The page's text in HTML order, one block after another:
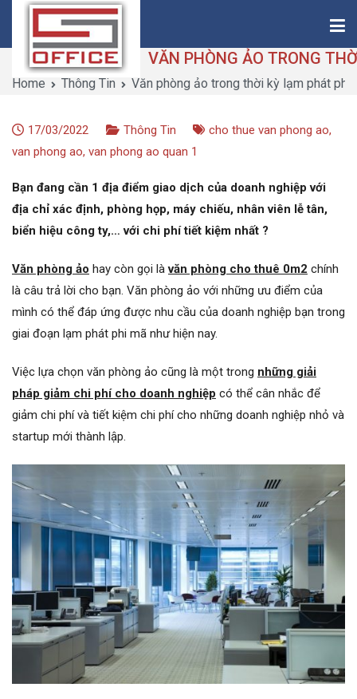
content
Saigon-Office
Saving Is Solution
Home Thông Tin Văn phòng ảo trong thời kỳ lạm phát phi
17/03/2022 Thông Tin cho thue van phong ao,
van phong ao, van phong ao quan 1
Bạn đang cần 1 địa điểm giao dịch của doanh nghiệp với
địa chỉ xác định, phòng họp, máy chiếu, nhân viên lễ tân,
biển hiệu công ty,… với chi phí tiết kiệm nhất ?
Văn phòng ảo hay còn gọi làvăn phòng cho thuê 0m2 chính
là câu trả lời cho bạn. Văn phòng ảo với những ưu điểm của
mình có thể đáp ứng được nhu cầu của doanh nghiệp bạn trong
giai đoạn lạm phát phi mã như hiện nay.
Việc lựa chọn văn phòng ảo cũng là một trong những giải
pháp giảm chi phí cho doanh nghiệp có thể cân nhắc để
giảm chi phí và tiết kiệm chi phí cho những doanh nghiệp nhỏ và
startup mới thành lập.